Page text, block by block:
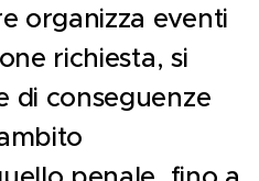
organizza eventi
richiesta, si
di conseguenze